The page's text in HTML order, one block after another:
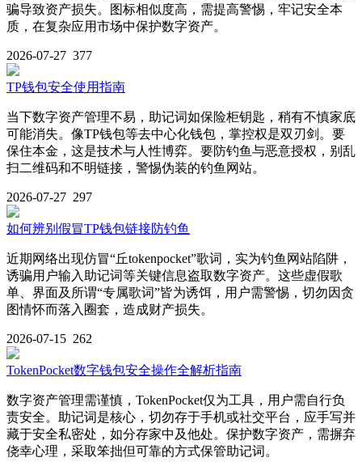
骗导致资产损失。图标相似度高，需提高警惕，牢记安全本
质，在复杂应用市场中保护数字资产。
2026-07-27 377
TP钱包安全使用指南
当下数字资产管理不易，助记词如保险柜钥匙，稍有不慎家底
可能消失。像TP钱包等去中心化钱包，掌控权是双刃剑。要
保住本金，这是技术与人性博弈。要防钓鱼与恶意授权，别乱
扫二维码和不明链接，警惕伪装的钓鱼网站。
2026-07-27 297
如何辨别假冒TP钱包链接防钓鱼
近期网络出现仿冒“丘tokenpocket”歌词，实为钓鱼网站陷阱，
诱骗用户输入助记词等关键信息盗取数字资产。这些虚假歌
单、界面及所谓“专属歌词”皆为诱饵，用户需警惕，切勿因贪
图情怀而落入圈套，造成财产损失。
2026-07-15 262
TokenPocket数字钱包安全操作全解析指南
数字资产管理需谨慎，TokenPocket仅为工具，用户需自行负
责安全。助记词是核心，切勿存于手机或社交平台，应手写并
藏于安全私密处，如分存家中及他处。保护数字资产，需摒弃
侥幸心理，采取笨拙但可靠的方式保管助记词。